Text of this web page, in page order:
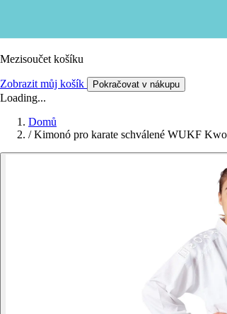
Mezisoučet košíku
Zobrazit můj košík Pokračovat v nákupu
Loading...
Domů
/ Kimonó pro karate schválené WUKF